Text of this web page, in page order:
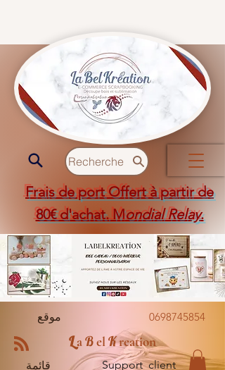
Recherche
Frais de port Offert à partir de
80€ d'achat. Mondial Relay.
موقع 0698745854
LaBelKreation
قائمة
Support client